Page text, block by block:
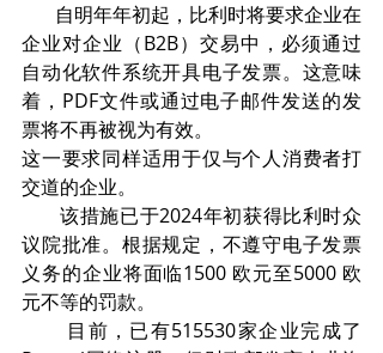
自明年年初起，比利时将要求企业在
企业对企业（B2B）交易中，必须通过
自动化软件系统开具电子发票。这意味
着，PDF文件或通过电子邮件发送的发
票将不再被视为有效。
这一要求同样适用于仅与个人消费者打
交道的企业。
该措施已于2024年初获得比利时众
议院批准。根据规定，不遵守电子发票
义务的企业将面临1500 欧元至5000 欧
元不等的罚款。
目前，已有515530家企业完成了